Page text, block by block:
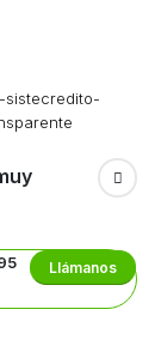
Llámanos